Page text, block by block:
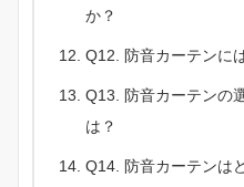
か？
Q12. 防音カーテンに
Q13. 防音カーテンの
は？
Q14. 防音カーテンは